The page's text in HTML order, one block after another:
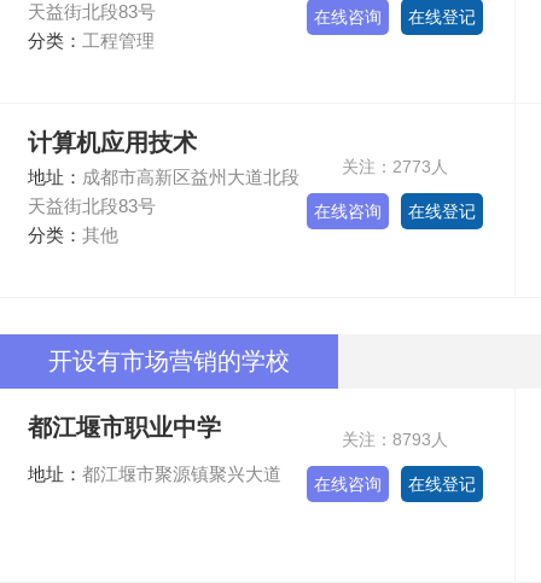
天益街北段83号
分类： 工程管理
在线咨询 在线登记
计算机应用技术
地址： 成都市高新区益州大道北段
天益街北段83号
分类： 其他
关注：2773人
在线咨询 在线登记
开设有市场营销的学校
都江堰市职业中学
地址： 都江堰市聚源镇聚兴大道
关注：8793人
在线咨询 在线登记